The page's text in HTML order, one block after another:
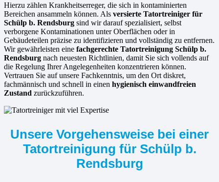
Hierzu zählen Krankheitserreger, die sich in kontaminierten
Bereichen ansammeln können. Als versierte Tatortreiniger für
Schülp b. Rendsburg sind wir darauf spezialisiert, selbst
verborgene Kontaminationen unter Oberflächen oder in
Gebäudeteilen präzise zu identifizieren und vollständig zu entfernen.
Wir gewährleisten eine fachgerechte Tatortreinigung Schülp b.
Rendsburg nach neuesten Richtlinien, damit Sie sich vollends auf
die Regelung Ihrer Angelegenheiten konzentrieren können.
Vertrauen Sie auf unsere Fachkenntnis, um den Ort diskret,
fachmännisch und schnell in einen hygienisch einwandfreien
Zustand zurückzuführen.
Unsere Vorgehensweise bei einer
Tatortreinigung für Schülp b.
Rendsburg